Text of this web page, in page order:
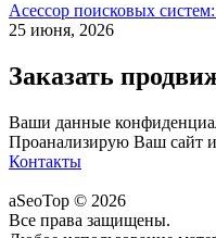
Асессор поисковых
25 июня, 2026
Заказать
Ваши данные
Проанализирую Ваш сайт и
Контакты
aSeoTop © 2026
Все права защищены.